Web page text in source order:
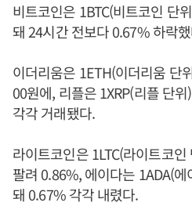
비트코인은 1BTC(비트코인 단
돼 24시간 전보다 0.67% 하락
이더리움은 1ETH(이더리움 단
00원에, 리플은 1XRP(리플 단
각각 거래됐다.
라이트코인은 1LTC(라이트코
팔려 0.86%, 에이다는 1ADA(
돼 0.67% 각각 내렸다.